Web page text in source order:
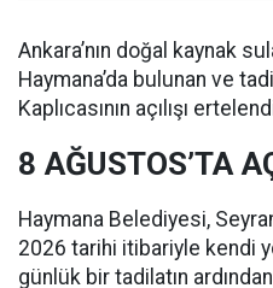
Ankara’nın doğal kaynak
Haymana’da bulunan ve
Kaplıcasının açılışı
8 AĞUSTOS’TA
Haymana Belediyesi,
2026 tarihi itibariyle kendi
günlük bir tadilatın